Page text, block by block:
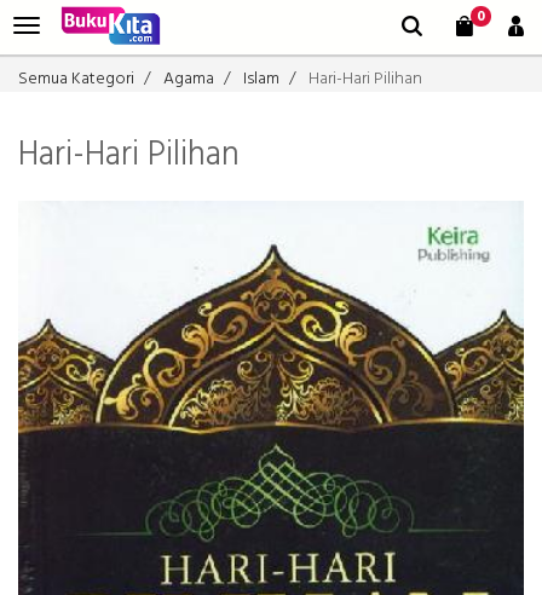
0
Semua Kategori Agama Islam Hari-Hari Pilihan
Hari-Hari Pilihan